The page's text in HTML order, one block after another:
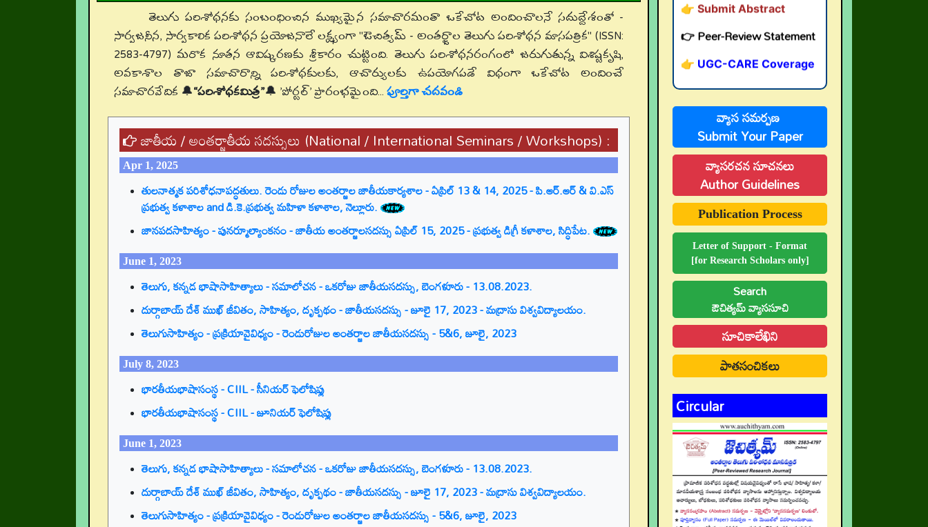
తెలుగు పరిశోధనకు సంబంధించిన ముఖ్యమైన సమాచారమంతా ఒకేచోట అందించాలనే సదుద్దేశంతో -
సార్వజనీన, సార్వకాలిక పరిశోధన ప్రయోజనాలే లక్ష్యంగా "ఔచిత్యమ్ - అంతర్జాల తెలుగు పరిశోధన మాసపత్రిక" (ISSN:
2583-4797) మరొక నూతన ఆవిష్కరణకు శ్రీకారం చుట్టింది. తెలుగు పరిశోధనరంగంలో జరుగుతున్న విశిష్టకృషి,
అవకాశాల తాజా సమాచారాన్ని పరిశోధకులకు, ఆచార్యులకు ఉపయోగపడే విధంగా ఒకేచోట అందించే
సమాచారవేదిక 🔔“పరిశోధకమిత్ర”🔔 'పోర్టల్' ప్రారంభమైంది...పూర్తిగా చదవండి
జాతీయ / అంతర్జాతీయ సదస్సులు (National / International Seminars / Workshops) :
Apr 1, 2025
తులనాత్మక పరిశోధనాపద్ధతులు. రెండు రోజుల అంతర్జాల జాతీయకార్యశాల - ఏప్రిల్ 13 & 14, 2025 - పి.ఆర్.ఆర్ & వి.ఎస్
ప్రభుత్వ కళాశాల and డి.కె.ప్రభుత్వ మహిళా కళాశాల, నెల్లూరు.
జానపదసాహిత్యం - పునర్మూల్యాంకనం - జాతీయ అంతర్జాలసదస్సు ఏప్రిల్ 15, 2025 - ప్రభుత్వ డిగ్రీ కళాశాల, సిద్ధిపేట.
June 1, 2023
తెలుగు, కన్నడ భాషాసాహిత్యాలు - సమాలోచన - ఒకరోజు జాతీయసదస్సు, బెంగళూరు - 13.08.2023.
దుర్గాబాయ్ దేశ్ ముఖ్ జీవితం, సాహిత్యం, దృక్పథం - జాతీయసదస్సు - జూలై 17, 2023 - మద్రాసు విశ్వవిద్యాలయం.
తెలుగుసాహిత్యం - ప్రక్రియావైవిధ్యం - రెండురోజుల అంతర్జాల జాతీయసదస్సు - 5&6, జూలై, 2023
July 8, 2023
భారతీయభాషాసంస్థ - CIIL - సీనియర్ ఫెలోషిప్లు
భారతీయభాషాసంస్థ - CIIL - జూనియర్ ఫెలోషిప్లు
June 1, 2023
తెలుగు, కన్నడ భాషాసాహిత్యాలు - సమాలోచన - ఒకరోజు జాతీయసదస్సు, బెంగళూరు - 13.08.2023.
దుర్గాబాయ్ దేశ్ ముఖ్ జీవితం, సాహిత్యం, దృక్పథం - జాతీయసదస్సు - జూలై 17, 2023 - మద్రాసు విశ్వవిద్యాలయం.
తెలుగుసాహిత్యం - ప్రక్రియావైవిధ్యం - రెండురోజుల అంతర్జాల జాతీయసదస్సు - 5&6, జూలై, 2023
👉 Peer-Review Statement
👉 UGC-CARE Coverage
👉 UGC-CARE రద్దు
వ్యాస సమర్పణ
Submit Your Paper
వ్యాసరచన సూచనలు
Author Guidelines
Publication Process
Letter of Support - Format
[for Research Scholars only]
Search
ఔచిత్యమ్ వ్యాససూచి
సూచికాలేఖిని
పాతసంచికలు
Circular